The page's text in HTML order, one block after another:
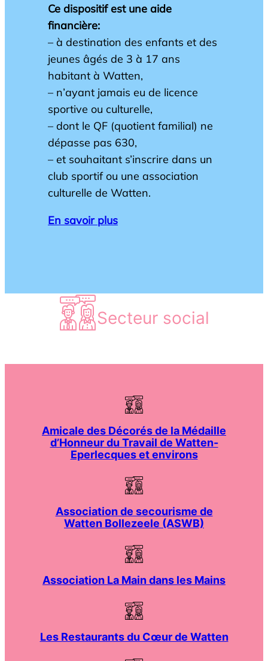
Ce dispositif est une aide
financière:
– à destination des enfants et des
jeunes âgés de 3 à 17 ans
habitant à Watten,
– n’ayant jamais eu de licence
sportive ou culturelle,
– dont le QF (quotient familial) ne
dépasse pas 630,
– et souhaitant s’inscrire dans un
club sportif ou une association
culturelle de Watten.
En savoir plus
Secteur social
Amicale des Décorés de la Médaille
d’Honneur du Travail de Watten-
Eperlecques et environs
Association de secourisme de
Watten Bollezeele (ASWB)
Association La Main dans les Mains
Les Restaurants du Cœur de Watten